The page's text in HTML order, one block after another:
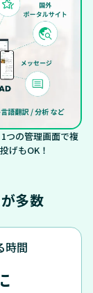
つの管理画面で複
げもOK！
多数
時間